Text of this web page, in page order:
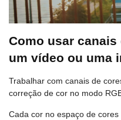
Como usar
um vídeo ou uma
Trabalhar com canais de
correção de cor no modo
Cada cor no espaço de